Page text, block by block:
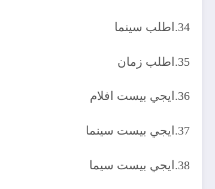
34.اطلب سينما
35.اطلب زمان
36.ايجي بيست افلام
37.ايجي بيست سينما
38.ايجي بيست سيما